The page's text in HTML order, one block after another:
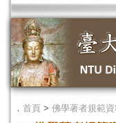
． 首頁 > 佛學著者規範